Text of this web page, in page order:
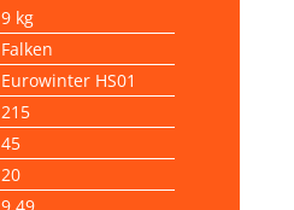
9 kg
Falken
Eurowinter HS01
215
45
20
9.49